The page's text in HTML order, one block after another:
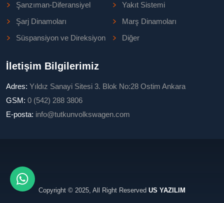
Şanzıman-Diferansiyel
Yakıt Sistemi
Şarj Dinamoları
Marş Dinamoları
Süspansiyon ve Direksiyon
Diğer
İletişim Bilgilerimiz
Adres: Yıldız Sanayi Sitesi 3. Blok No:28 Ostim Ankara
GSM: 0 (542) 288 3806
E-posta: info@tutkunvolkswagen.com
Copyright © 2025, All Right Reserved US YAZILIM